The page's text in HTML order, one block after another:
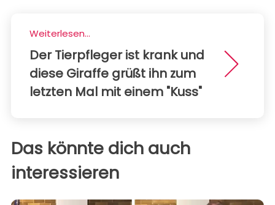
Weiterlesen...
Der Tierpfleger ist krank und
diese Giraffe grüßt ihn zum
letzten Mal mit einem "Kuss"
Das könnte dich auch
interessieren